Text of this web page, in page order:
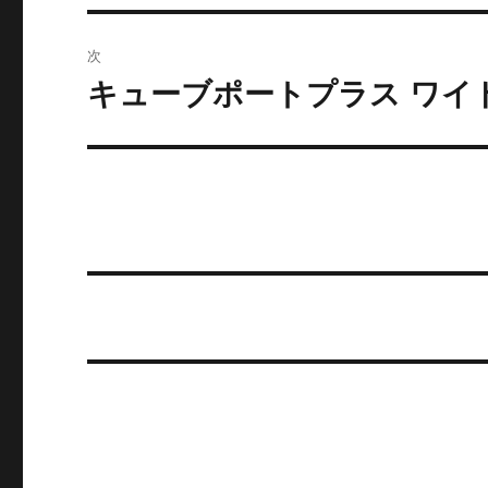
ゲ
ン
投
稿:
次
次
投
キューブポートプラス ワ